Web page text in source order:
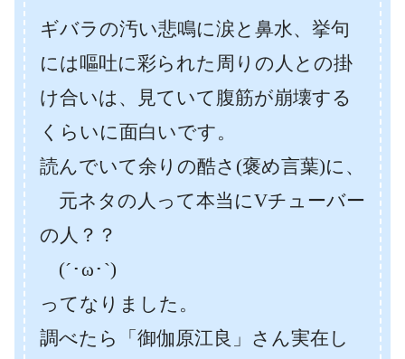
ギバラの汚い悲鳴に涙と鼻水、挙句
には嘔吐に彩られた周りの人との掛
け合いは、見ていて腹筋が崩壊する
くらいに面白いです。
読んでいて余りの酷さ(褒め言葉)に、
元ネタの人って本当にVチューバー
の人？？
(´･ω･`)
ってなりました。
調べたら「御伽原江良」さん実在し